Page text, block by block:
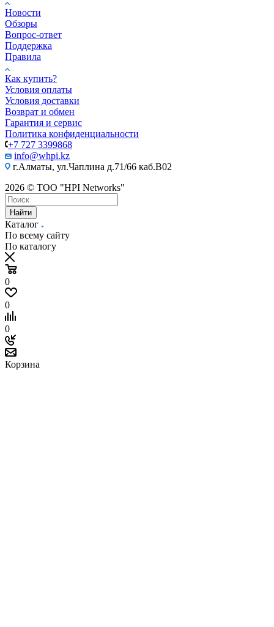
Новости
Обзоры
Вопрос-ответ
Поддержка
Правила
Как купить?
Условия оплаты
Условия доставки
Возврат и обмен
Гарантия и сервис
Политика конфиденциальности
+7 727 3399868
info@whpi.kz
г.Алматы, ул.Чаплина д.71/66 каб.B02
2026 © ТОО "HPI Networks"
Найти
Каталог
По всему сайту
По каталогу
0
0
0
Корзина